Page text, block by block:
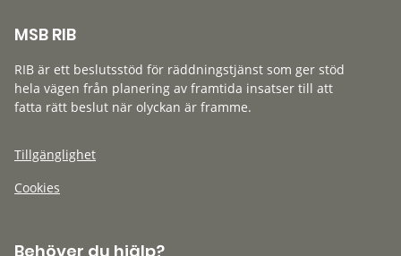
MSB RIB
RIB är ett beslutsstöd för räddningstjänst som ger stöd
hela vägen från planering av framtida insatser till att
fatta rätt beslut när olyckan är framme.
Tillgänglighet
Cookies
Behöver du hjälp?